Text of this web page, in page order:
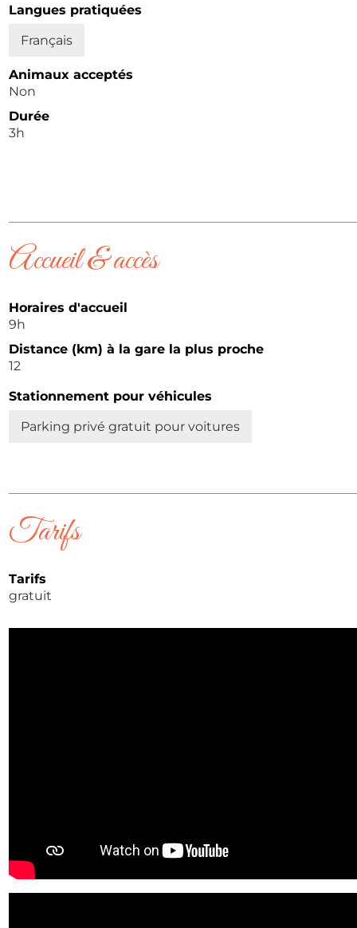
Langues pratiquées
Français
Animaux acceptés
Non
Durée
3h
Accueil & accès
Horaires d'accueil
9h
Distance (km) à la gare la plus proche
12
Stationnement pour véhicules
Parking privé gratuit pour voitures
Tarifs
Tarifs
gratuit